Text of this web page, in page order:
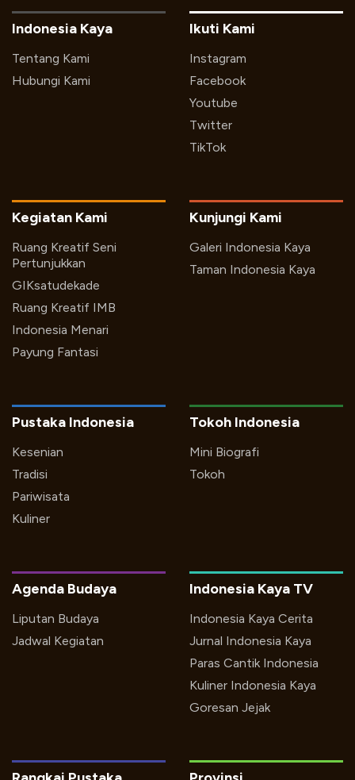
Indonesia Kaya
Tentang Kami
Hubungi Kami
Ikuti Kami
Instagram
Facebook
Youtube
Twitter
TikTok
Kegiatan Kami
Ruang Kreatif Seni
Pertunjukkan
GIKsatudekade
Ruang Kreatif IMB
Indonesia Menari
Payung Fantasi
Kunjungi Kami
Galeri Indonesia Kaya
Taman Indonesia Kaya
Pustaka Indonesia
Kesenian
Tradisi
Pariwisata
Kuliner
Tokoh Indonesia
Mini Biografi
Tokoh
Indonesia Kaya TV
Indonesia Kaya Cerita
Jurnal Indonesia Kaya
Paras Cantik Indonesia
Kuliner Indonesia Kaya
Goresan Jejak
Agenda Budaya
Liputan Budaya
Jadwal Kegiatan